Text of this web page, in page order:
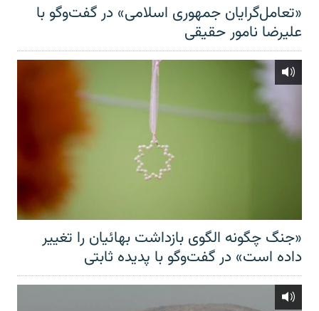
«تعامل‌گرایان جمهوری اسلامی» در گفت‌وگو با
علیرضا نامور حقیقی
«جنگ چگونه الگوی بازداشت بهائیان را تغییر
داده است» در گفت‌وگو با پدیده ثابتی